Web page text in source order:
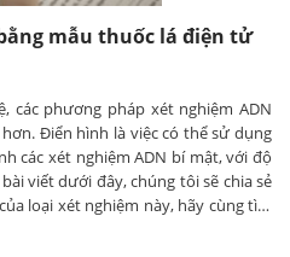
mẫu thuốc lá điện tử
các phương pháp xét nghiệm ADN
Điển hình là việc có thể sử dụng
các xét nghiệm ADN bí mật, với độ
viết dưới đây, chúng tôi sẽ chia sẻ
loại xét nghiệm này, hãy cùng tìm